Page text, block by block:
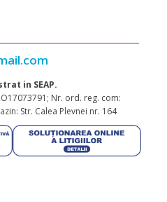
in SEAP.
Nr. ord. reg. com:
Str. Calea Plevnei nr. 164